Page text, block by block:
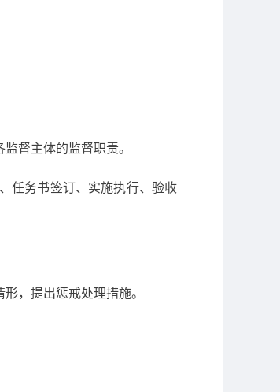
督主体的监督职责。
任务书签订、实施执行、验收
，提出惩戒处理措施。